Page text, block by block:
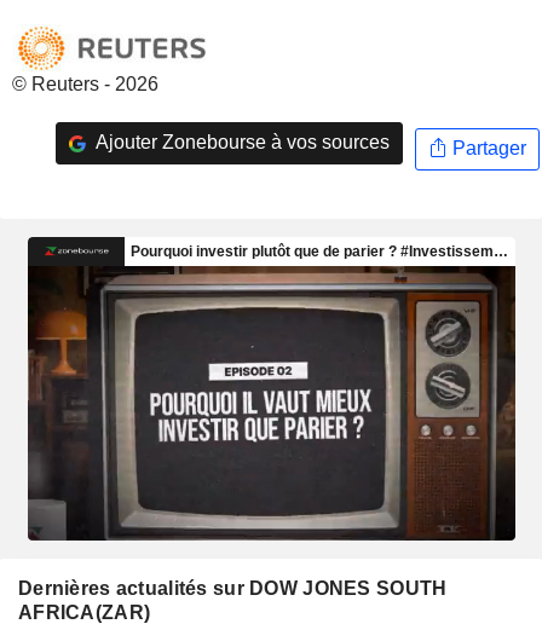
© Reuters - 2026
Ajouter Zonebourse à vos sources Partager
Dernières actualités sur DOW JONES SOUTH
AFRICA(ZAR)